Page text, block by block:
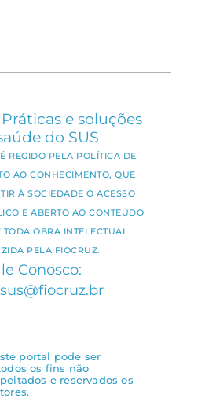
Práticas e soluções
do SUS
REGIDO PELA POLÍTICA DE
AO CONHECIMENTO, QUE
À SOCIEDADE O ACESSO
E ABERTO AO CONTEÚDO
TODA OBRA INTELECTUAL
PELA FIOCRUZ.
Conosco:
portal pode ser
os fins não
e reservados os